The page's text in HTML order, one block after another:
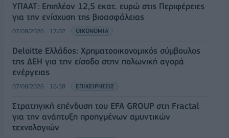
ΥΠΑΑΤ: Επιπλέον 12,5 εκατ. ευρώ στις Περιφέρειες
για την ενίσχυση της βιοασφάλειας
07/08/2026 - 17:02 ΟΙΚΟΝΟΜΙΑ
Deloitte Ελλάδος: Χρηματοοικονομικός σύμβουλος
της ΔΕΗ για την είσοδο στην πολωνική αγορά
ενέργειας
07/08/2026 - 16:38 ΕΠΙΧΕΙΡΗΣΕΙΣ
Στρατηγική επένδυση του EFA GROUP στη Fractal
για την ανάπτυξη προηγμένων αμυντικών
τεχνολογιών